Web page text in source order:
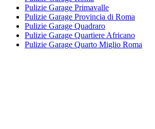
Pulizie Garage Primavalle
Pulizie Garage Provincia di Roma
Pulizie Garage Quadraro
Pulizie Garage Quartiere Africano
Pulizie Garage Quarto Miglio Roma